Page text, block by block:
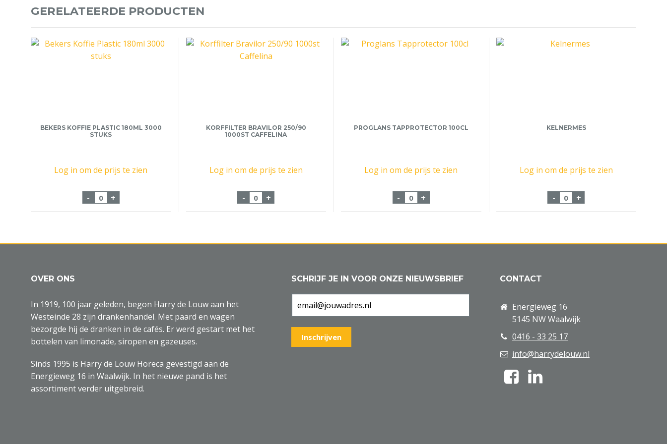
GERELATEERDE PRODUCTEN
BEKERS KOFFIE PLASTIC 180ML 3000
STUKS
Log in om de prijs te zien
- Bekers Koffie Plastic 180ml 3000 stuks aantal
+
KORFFILTER BRAVILOR 250/90
1000ST CAFFELINA
Log in om de prijs te zien
- Korffilter Bravilor 250/90 1000st Caffelina aantal
+
PROGLANS TAPPROTECTOR 100CL
Log in om de prijs te zien
- Proglans Tapprotector 100cl aantal
+
KELNERMES
Log in om de prijs te zien
- Kelnermes aantal
+
OVER ONS
In 1919, 100 jaar geleden, begon Harry de Louw aan het
Westeinde 28 zijn drankenhandel. Met paard en wagen
bezorgde hij de dranken in de cafés. Er werd gestart met het
bottelen van limonade, siropen en gazeuses.
Sinds 1995 is Harry de Louw Horeca gevestigd aan de
Energieweg 16 in Waalwijk. In het nieuwe pand is het
assortiment verder uitgebreid.
SCHRIJF JE IN VOOR ONZE NIEUWSBRIEF CONTACT
Energieweg 16
5145 NW Waalwijk
0416 - 33 25 17
info@harrydelouw.nl